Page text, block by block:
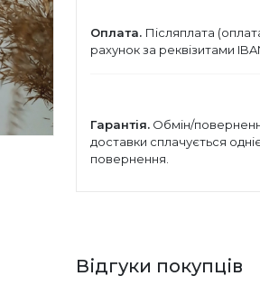
Оплата. Післяплата
рахунок за реквізитами
Гарантія. Обмін/
доставки сплачується
повернення.
Відгуки покупців